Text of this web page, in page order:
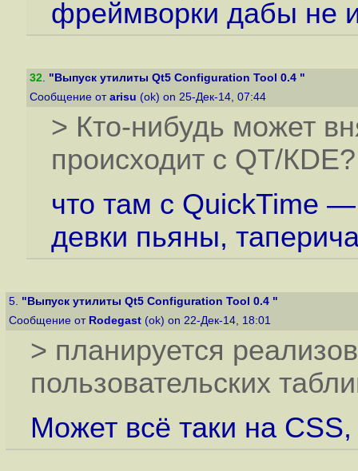
фреймворки дабы не
32. "Выпуск утилиты Qt5 Configuration Tool 0.4 "
Сообщение от arisu (ok) on 25-Дек-14, 07:44
> Кто-нибудь может
происходит с QT/КDE?
что там с QuickTime
девки пьяны,
5. "Выпуск утилиты Qt5 Configuration Tool 0.4 "
Сообщение от Rodegast (ok) on 22-Дек-14, 18:01
> планируется
пользовательских
Может всё таки на